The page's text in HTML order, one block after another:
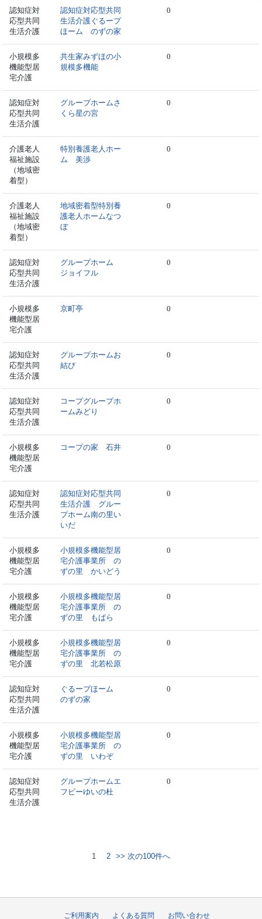
認知症対
応型共同
生活介護
認知症対応型共同
生活介護ぐるープ
ほーム のずの家
0
小規模多
機能型居
宅介護
共生家みずほの小
規模多機能
0
認知症対
応型共同
生活介護
グループホームさ
くら星の宮
0
介護老人
福祉施設
（地域密
着型）
特別養護老人ホー
ム 美渉
0
介護老人
福祉施設
（地域密
着型）
地域密着型特別養
護老人ホームなつ
ぼ
0
認知症対
応型共同
生活介護
グループホーム
ジョイフル
0
小規模多
機能型居
宅介護
京町亭 0
認知症対
応型共同
生活介護
グループホームお
結び
0
認知症対
応型共同
生活介護
コープグループホ
ームみどり
0
小規模多
機能型居
宅介護
コープの家 石井 0
認知症対
応型共同
生活介護
認知症対応型共同
生活介護 グルー
プホーム南の里い
いだ
0
小規模多
機能型居
宅介護
小規模多機能型居
宅介護事業所 の
ずの里 かいどう
0
小規模多
機能型居
宅介護
小規模多機能型居
宅介護事業所 の
ずの里 もばら
0
小規模多
機能型居
宅介護
小規模多機能型居
宅介護事業所 の
ずの里 北若松原
0
認知症対
応型共同
生活介護
ぐるープほーム
のずの家
0
小規模多
機能型居
宅介護
小規模多機能型居
宅介護事業所 の
ずの里 いわぞ
0
認知症対
応型共同
生活介護
グループホームエ
フビーゆいの杜
0
1 2 >> 次の100件へ
ご利用案内 よくある質問 お問い合わせ